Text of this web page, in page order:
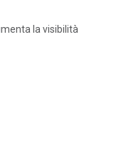
la visibilità